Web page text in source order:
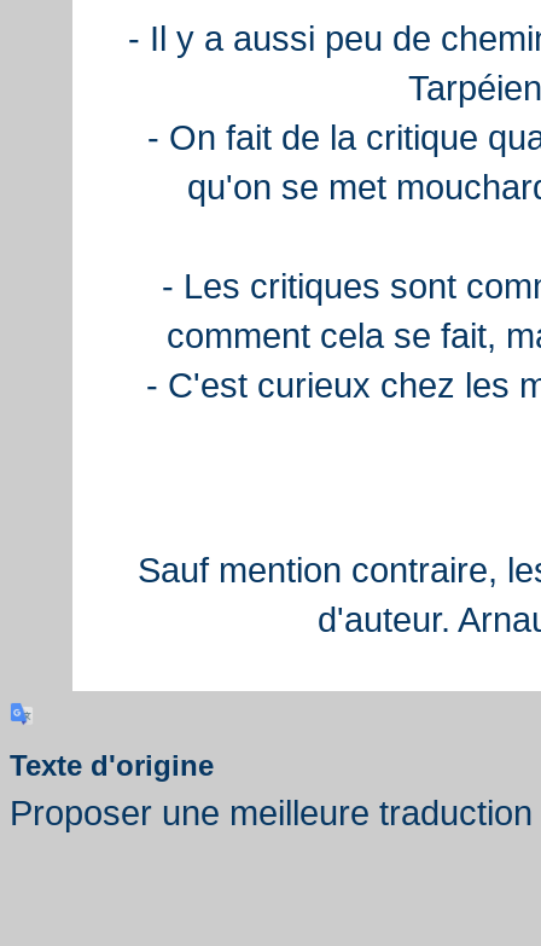
- Il y a aussi peu de
- On fait de la critique
qu'on se met
- Les critiques sont
comment cela se fait,
- C'est curieux chez les
Sauf mention contraire,
d'auteur.
Texte d'origine
Proposer une meilleure traduction